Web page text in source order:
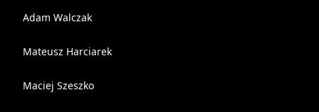
Adam Walczak
Mateusz Harciarek
Maciej Szeszko